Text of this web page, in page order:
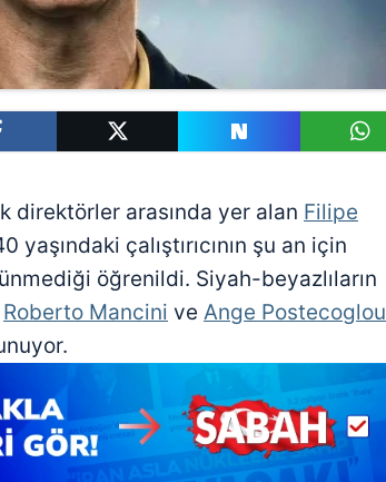
direktörler arasında yer alan Filipe
çalıştırıcının şu an için
öğrenildi. Siyah-beyazlıların
Roberto Mancini ve Ange Postecoglou